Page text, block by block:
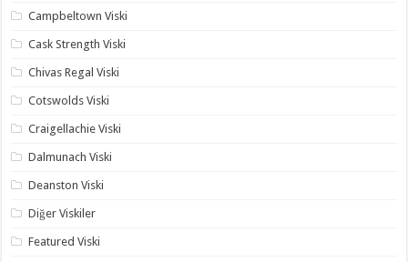
Campbeltown Viski
Cask Strength Viski
Chivas Regal Viski
Cotswolds Viski
Craigellachie Viski
Dalmunach Viski
Deanston Viski
Diğer Viskiler
Featured Viski